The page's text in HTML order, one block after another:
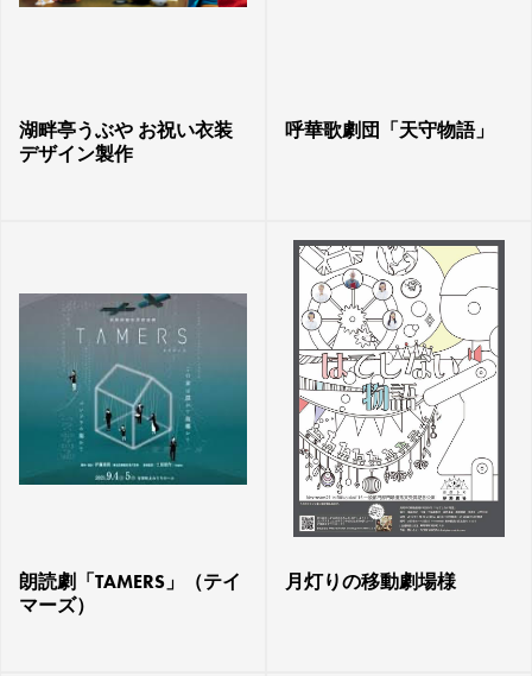
湖畔亭うぶや お祝い衣装
デザイン製作
呼華歌劇団「天守物語」
朗読劇「TAMERS」（テイ
マーズ）
月灯りの移動劇場様